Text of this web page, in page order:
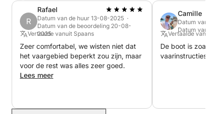
Lengte romp: 6,05 m
Breedte romp: 2,25 m
Motorvermogen: max. 150 pk
Beschikbare vertrektijden: 09:00 | 10:00 | 13:00 |
14:00
3 uur — € 320,00
R
Rafael
Datum van de huur 13-08-2025 ·
Datum van de beoordeling 20-08-
2025
Vertaalde vanuit Spaans
Zeer comfortabel, we wisten niet dat
het vaargebied beperkt zou zijn, maar
voor de rest was alles zeer goed.
Lees meer
Camille
Datum van
Datum van
Vertaalde vanuit
De boot is zoals
vaarinstructies